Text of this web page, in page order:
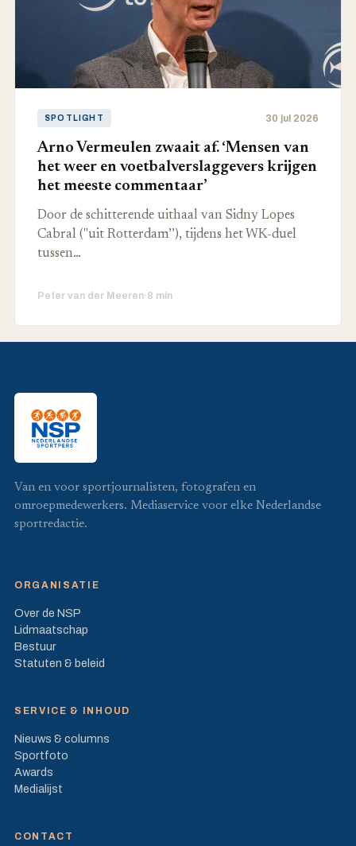
SPOTLIGHT 30 jul 2026
Arno Vermeulen zwaait af. ‘Mensen van
het weer en voetbalverslaggevers krijgen
het meeste commentaar’
Door de schitterende uithaal van Sidny Lopes
Cabral ("uit Rotterdam’’), tijdens het WK-duel
tussen…
Peter van der Meeren·8 min
Van en voor sportjournalisten, fotografen en
omroepmedewerkers. Mediaservice voor elke Nederlandse
sportredactie.
ORGANISATIE
Over de NSP
Lidmaatschap
Bestuur
Statuten & beleid
SERVICE & INHOUD
Nieuws & columns
Sportfoto
Awards
Medialijst
CONTACT